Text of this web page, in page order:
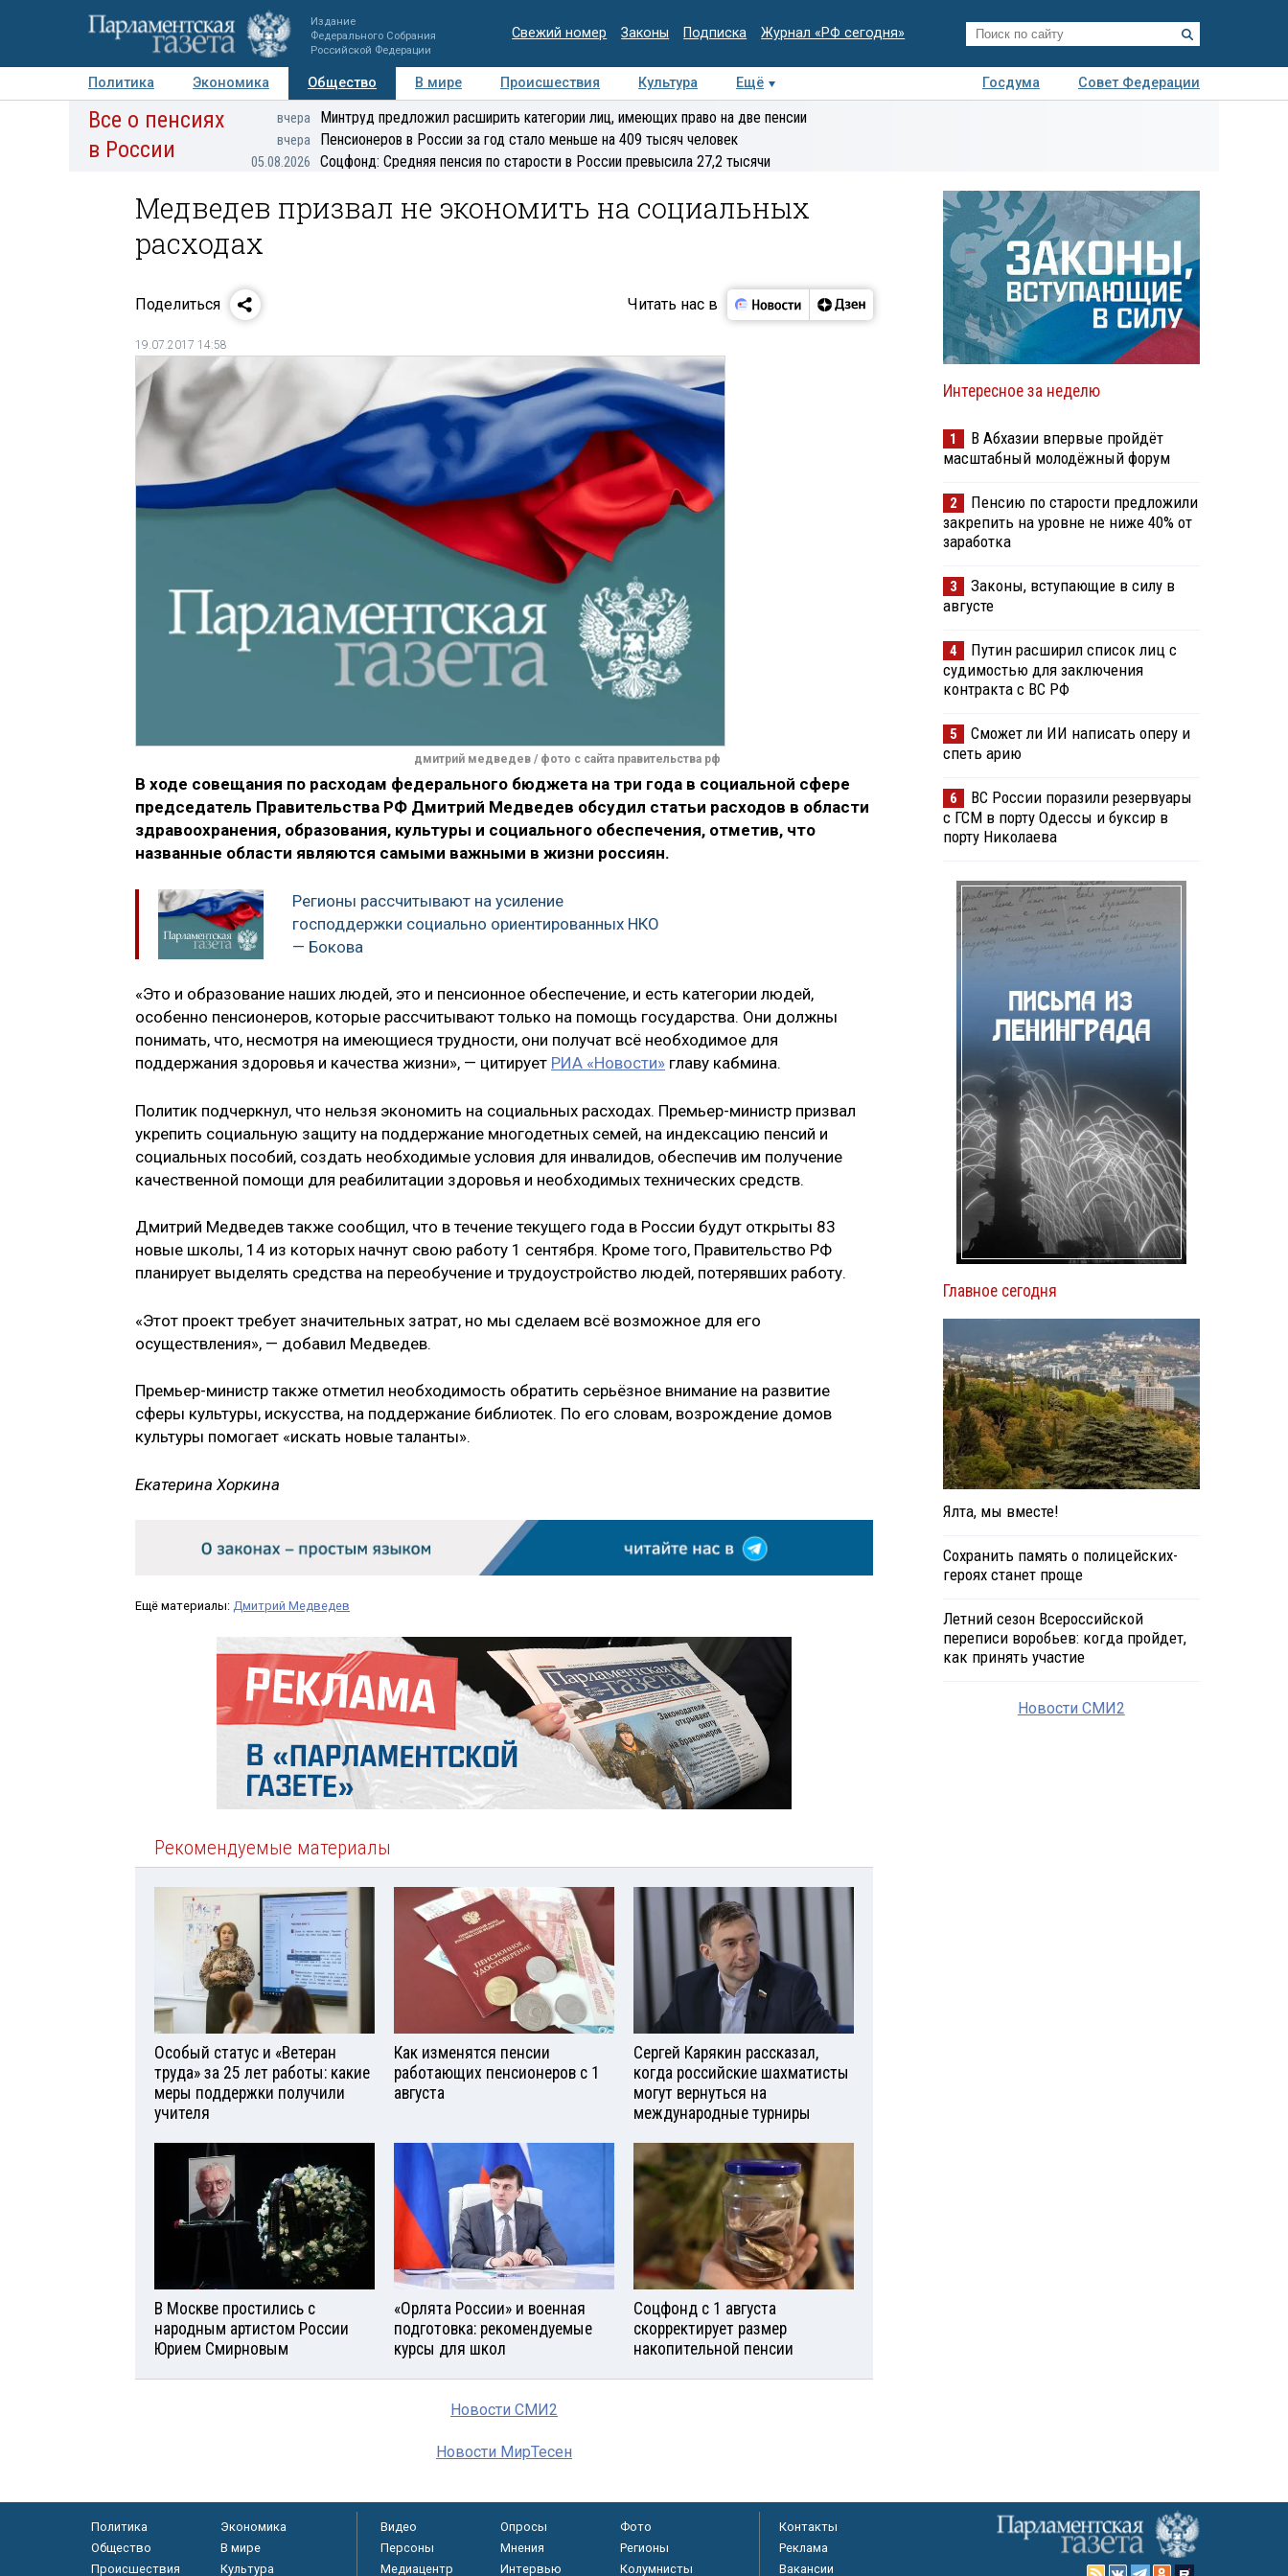
Издание
Федерального Собрания
Российской Федерации
Свежий номер Законы Подписка Журнал «РФ сегодня»
Политика Экономика Общество В мире Происшествия Культура Ещё Госдума
Совет Федерации
Авторы Персоны Мнения Регионы Медиацентр Интервью Колумнисты
Деловая
Все о пенсиях
в России
вчера Минтруд предложил расширить категории лиц, имеющих право на две пенсии
вчера Пенсионеров в России за год стало меньше на 409 тысяч человек
05.08.2026 Соцфонд: Средняя пенсия по старости в России превысила 27,2 тысячи
Медведев призвал не экономить на социальных
расходах
Поделиться Читать нас в
19.07.2017 14:58
дмитрий медведев / фото с сайта правительства рф
В ходе совещания по расходам федерального бюджета на три года в социальной сфере
председатель Правительства РФ Дмитрий Медведев обсудил статьи расходов в области
здравоохранения, образования, культуры и социального обеспечения, отметив, что
названные области являются самыми важными в жизни россиян.
Регионы рассчитывают на усиление
господдержки социально ориентированных НКО
— Бокова
«Это и образование наших людей, это и пенсионное обеспечение, и есть категории людей,
особенно пенсионеров, которые рассчитывают только на помощь государства. Они должны
понимать, что, несмотря на имеющиеся трудности, они получат всё необходимое для
поддержания здоровья и качества жизни», — цитирует РИА «Новости» главу кабмина.
Политик подчеркнул, что нельзя экономить на социальных расходах. Премьер-министр призвал
укрепить социальную защиту на поддержание многодетных семей, на индексацию пенсий и
социальных пособий, создать необходимые условия для инвалидов, обеспечив им получение
качественной помощи для реабилитации здоровья и необходимых технических средств.
Дмитрий Медведев также сообщил, что в течение текущего года в России будут открыты 83
новые школы, 14 из которых начнут свою работу 1 сентября. Кроме того, Правительство РФ
планирует выделять средства на переобучение и трудоустройство людей, потерявших работу.
«Этот проект требует значительных затрат, но мы сделаем всё возможное для его
осуществления», — добавил Медведев.
Премьер-министр также отметил необходимость обратить серьёзное внимание на развитие
сферы культуры, искусства, на поддержание библиотек. По его словам, возрождение домов
культуры помогает «искать новые таланты».
Екатерина Хоркина
Ещё материалы: Дмитрий Медведев
Рекомендуемые материалы
Особый статус и «Ветеран
труда» за 25 лет работы: какие
меры поддержки получили
учителя
Как изменятся пенсии
работающих пенсионеров с 1
августа
Сергей Карякин рассказал,
когда российские шахматисты
могут вернуться на
международные турниры
В Москве простились с
народным артистом России
Юрием Смирновым
«Орлята России» и военная
подготовка: рекомендуемые
курсы для школ
Соцфонд с 1 августа
скорректирует размер
накопительной пенсии
Новости СМИ2
Новости МирТесен
Интересное за неделю
1
В Абхазии впервые пройдёт
масштабный молодёжный форум
2
Пенсию по старости предложили
закрепить на уровне не ниже 40% от
заработка
3
Законы, вступающие в силу в
августе
4
Путин расширил список лиц с
судимостью для заключения
контракта с ВС РФ
5
Сможет ли ИИ написать оперу и
спеть арию
6
ВС России поразили резервуары
с ГСМ в порту Одессы и буксир в
порту Николаева
Главное сегодня
Ялта, мы вместе!
Сохранить память о полицейских-
героях станет проще
Летний сезон Всероссийской
переписи воробьев: когда пройдет,
как принять участие
Новости СМИ2
Политика
Экономика
Общество
В мире
Происшествия
Культура
Видео Опросы
Фото
Персоны
Мнения
Регионы
Медиацентр
Интервью Колумнисты
Контакты
Реклама
Вакансии